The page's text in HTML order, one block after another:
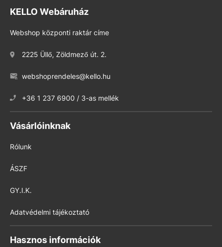
KELLO Webáruház
Webshop központi raktár címe
2225 Üllő, Zöldmező út. 2.
webshoprendeles@kello.hu
+36 1 237 6900 / 3-as mellék
Vásárlóinknak
Rólunk
ÁSZF
GY.I.K.
Adatvédelmi tájékoztató
Hasznos információk